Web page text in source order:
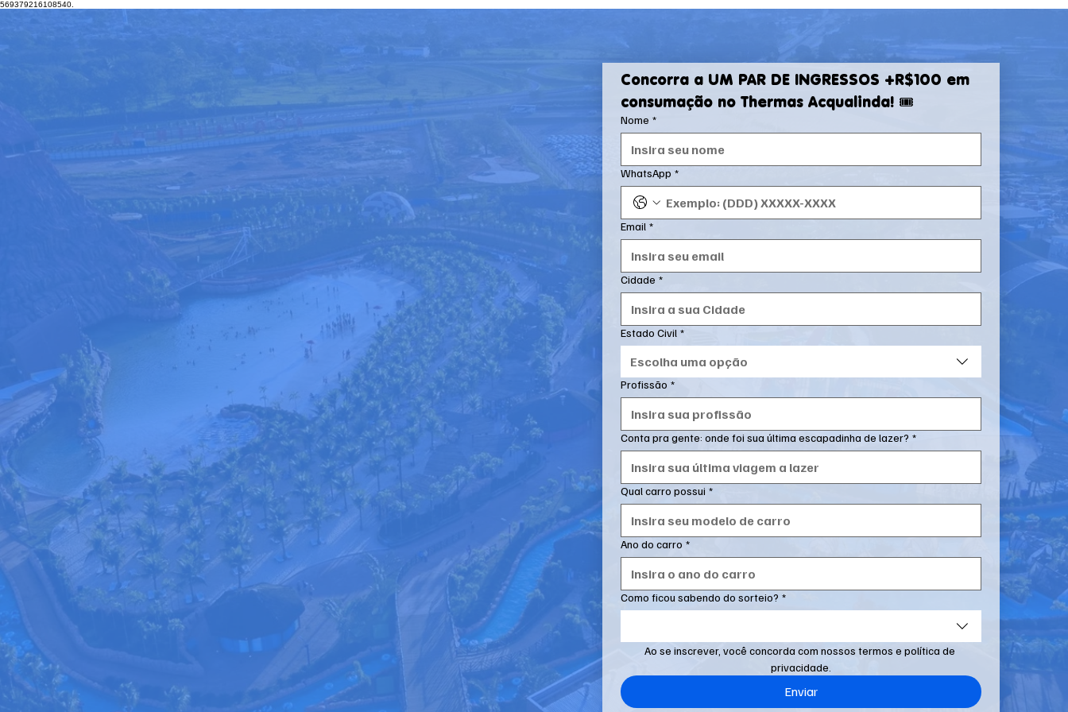
569379216108540.
Concorra a UM PAR DE INGRESSOS +R$100 em
consumação no Thermas Acqualinda! 🎟️
Nome *
WhatsApp *
Email *
Cidade *
Estado Civil *
Escolha uma opção
Profissão *
Conta pra gente: onde foi sua última escapadinha de lazer? *
Qual carro possui *
Ano do carro *
Como ficou sabendo do sorteio? *
Ao se inscrever, você concorda com nossos termos e política de
privacidade.
Enviar